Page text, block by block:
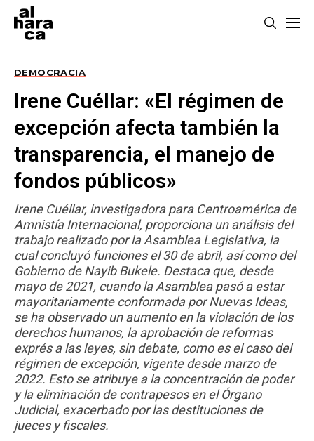
DEMOCRACIA
Irene Cuéllar: «El régimen de
excepción afecta también la
transparencia, el manejo de
fondos públicos»
Irene Cuéllar, investigadora para Centroamérica de
Amnistía Internacional, proporciona un análisis del
trabajo realizado por la Asamblea Legislativa, la
cual concluyó funciones el 30 de abril, así como del
Gobierno de Nayib Bukele. Destaca que, desde
mayo de 2021, cuando la Asamblea pasó a estar
mayoritariamente conformada por Nuevas Ideas,
se ha observado un aumento en la violación de los
derechos humanos, la aprobación de reformas
exprés a las leyes, sin debate, como es el caso del
régimen de excepción, vigente desde marzo de
2022. Esto se atribuye a la concentración de poder
y la eliminación de contrapesos en el Órgano
Judicial, exacerbado por las destituciones de
jueces y fiscales.